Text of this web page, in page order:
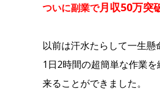
ついに副業で月収50万突
以前は汗水たらして一生
1日2時間の超簡単な作業
来ることができました。